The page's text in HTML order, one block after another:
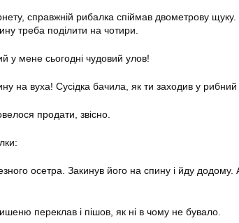
справжній рибалка спіймав двометрову
треба поділити на чотири.
мене сьогодні чудовий улов!
на вуха! Сусідка бачила, як ти заходив у рибний
продати, звісно.
осетра. Закинув його на спину і йду додому.
переклав і пішов, як ні в чому не бувало.